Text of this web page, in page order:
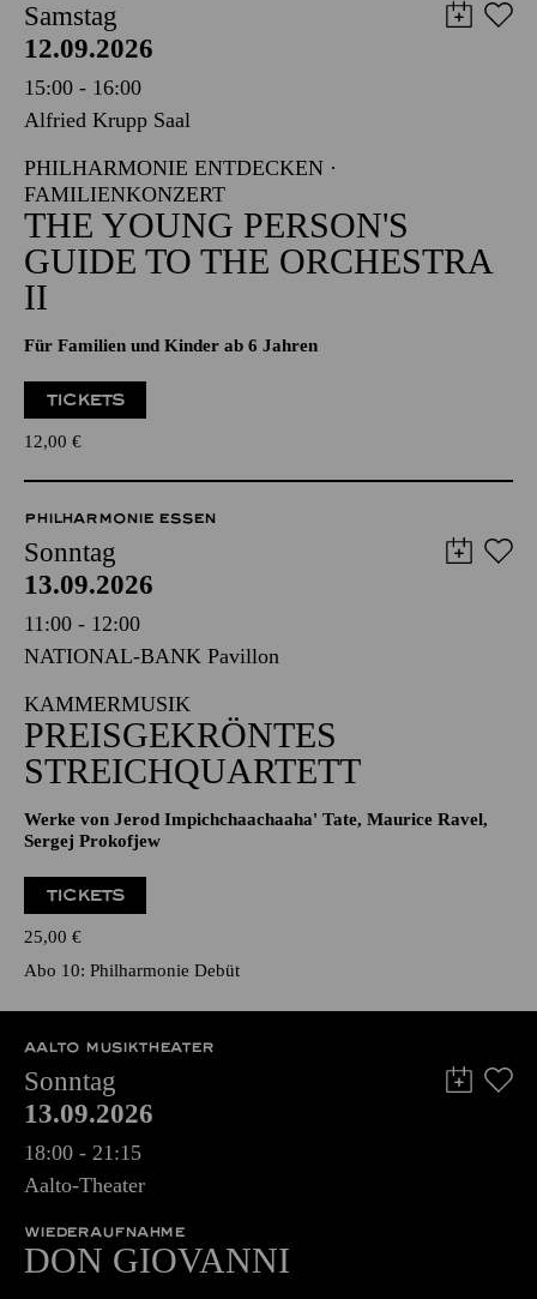
Samstag
12.09.2026
15:00 - 16:00
Alfried Krupp Saal
PHILHARMONIE ENTDECKEN ·
FAMILIENKONZERT
THE YOUNG PERSON'S
GUIDE TO THE ORCHESTRA
II
Für Familien und Kinder ab 6 Jahren
TICKETS
12,00 €
PHILHARMONIE ESSEN
Sonntag
13.09.2026
11:00 - 12:00
NATIONAL-BANK Pavillon
KAMMERMUSIK
PREISGEKRÖNTES
STREICHQUARTETT
Werke von Jerod Impichchaachaaha' Tate, Maurice Ravel,
Sergej Prokofjew
TICKETS
25,00 €
Abo 10: Philharmonie Debüt
AALTO MUSIKTHEATER
Sonntag
13.09.2026
18:00 - 21:15
Aalto-Theater
WIEDERAUFNAHME
DON GIO­VANNI